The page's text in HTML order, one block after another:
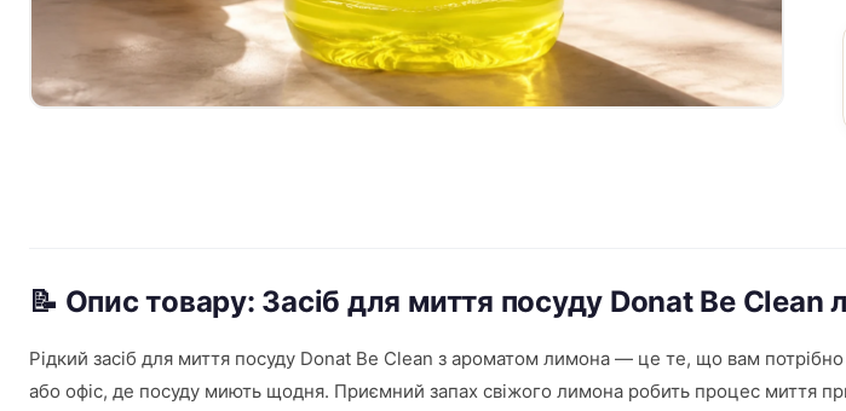
📝 Опис товару: Засіб для миття посуду Donat Be Clean
Рідкий засіб для миття посуду Donat Be Clean з ароматом лимона — це те, що вам
або офіс, де посуду миють щодня. Приємний запах свіжого лимона робить процес миття